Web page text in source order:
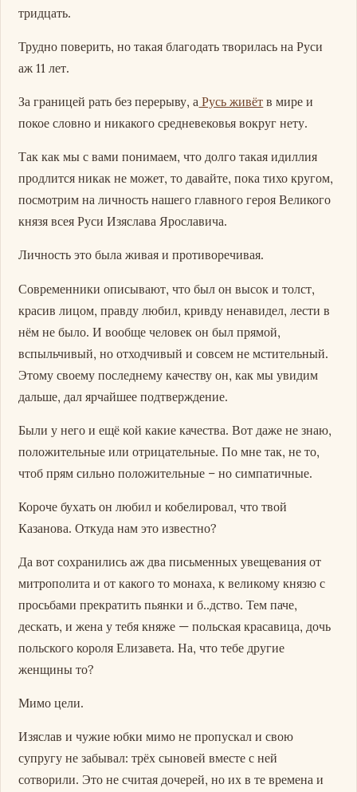
тридцать.
Трудно поверить, но такая благодать творилась на Руси
аж 11 лет.
За границей рать без перерыву, а Русь живёт в мире и
покое словно и никакого средневековья вокруг нету.
Так как мы с вами понимаем, что долго такая идиллия
продлится никак не может, то давайте, пока тихо кругом,
посмотрим на личность нашего главного героя Великого
князя всея Руси Изяслава Ярославича.
Личность это была живая и противоречивая.
Современники описывают, что был он высок и толст,
красив лицом, правду любил, кривду ненавидел, лести в
нём не было. И вообще человек он был прямой,
вспыльчивый, но отходчивый и совсем не мстительный.
Этому своему последнему качеству он, как мы увидим
дальше, дал ярчайшее подтверждение.
Были у него и ещё кой какие качества. Вот даже не знаю,
положительные или отрицательные. По мне так, не то,
чтоб прям сильно положительные – но симпатичные.
Короче бухать он любил и кобелировал, что твой
Казанова. Откуда нам это известно?
Да вот сохранились аж два письменных увещевания от
митрополита и от какого то монаха, к великому князю с
просьбами прекратить пьянки и б..дство. Тем паче,
дескать, и жена у тебя княже — польская красавица, дочь
польского короля Елизавета. На, что тебе другие
женщины то?
Мимо цели.
Изяслав и чужие юбки мимо не пропускал и свою
супругу не забывал: трёх сыновей вместе с ней
сотворили. Это не считая дочерей, но их в те времена и